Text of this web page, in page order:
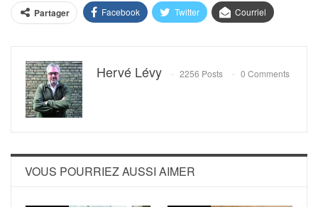
Partager Facebook Twitter Courriel
Hervé Lévy 2256 Posts 0 Comments
VOUS POURRIEZ AUSSI AIMER